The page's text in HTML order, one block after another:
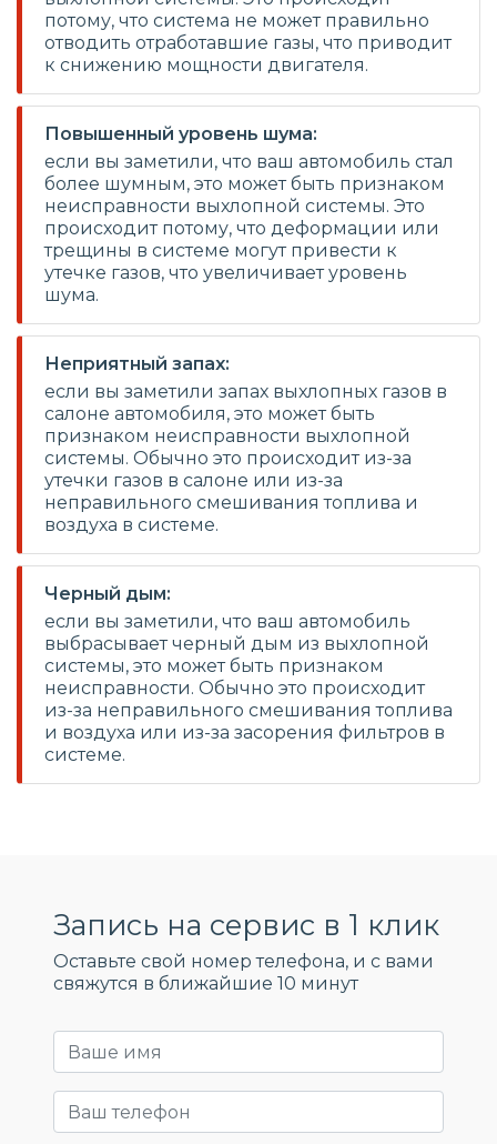
потому, что система не может правильно
отводить отработавшие газы, что приводит
к снижению мощности двигателя.
Повышенный уровень шума:
если вы заметили, что ваш автомобиль стал
более шумным, это может быть признаком
неисправности выхлопной системы. Это
происходит потому, что деформации или
трещины в системе могут привести к
утечке газов, что увеличивает уровень
шума.
Неприятный запах:
если вы заметили запах выхлопных газов в
салоне автомобиля, это может быть
признаком неисправности выхлопной
системы. Обычно это происходит из-за
утечки газов в салоне или из-за
неправильного смешивания топлива и
воздуха в системе.
Черный дым:
если вы заметили, что ваш автомобиль
выбрасывает черный дым из выхлопной
системы, это может быть признаком
неисправности. Обычно это происходит
из-за неправильного смешивания топлива
и воздуха или из-за засорения фильтров в
системе.
Запись на сервис в 1 клик
Оставьте свой номер телефона, и c вами
свяжутся в ближайшие 10 минут